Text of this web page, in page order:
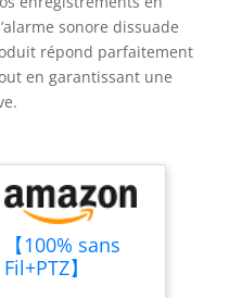
sonore dissuade
répond parfaitement
en garantissant une
【100% sans
Fil+PTZ】